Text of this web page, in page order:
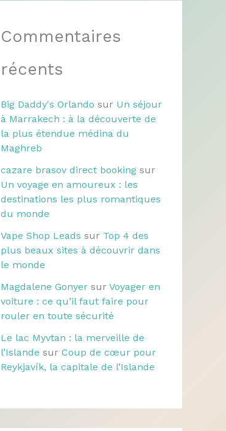
Commentaires
récents
Big Daddy's Orlando sur Un séjour
à Marrakech : à la découverte de
la plus étendue médina du
Maghreb
cazare brasov direct booking sur
Un voyage en amoureux : les
destinations les plus romantiques
du monde
Vape Shop Leads sur Top 4 des
plus beaux sites à découvrir dans
le monde
Magdalene Gonyer sur Voyager en
voiture : ce qu’il faut faire pour
rouler en toute sécurité
Le lac Myvtan : la merveille de
l’Islande sur Coup de cœur pour
Reykjavík, la capitale de l’Islande